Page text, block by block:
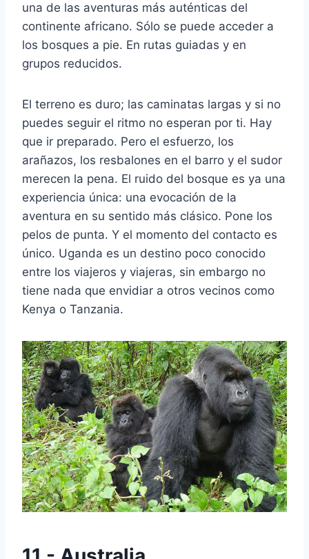
una de las aventuras más auténticas del
continente africano. Sólo se puede acceder a
los bosques a pie. En rutas guiadas y en
grupos reducidos.
El terreno es duro; las caminatas largas y si no
puedes seguir el ritmo no esperan por ti. Hay
que ir preparado. Pero el esfuerzo, los
arañazos, los resbalones en el barro y el sudor
merecen la pena. El ruido del bosque es ya una
experiencia única: una evocación de la
aventura en su sentido más clásico. Pone los
pelos de punta. Y el momento del contacto es
único. Uganda es un destino poco conocido
entre los viajeros y viajeras, sin embargo no
tiene nada que envidiar a otros vecinos como
Kenya o Tanzania.